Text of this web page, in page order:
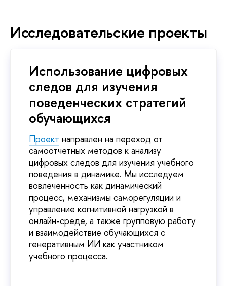
Исследовательские проекты
Использование цифровых
следов для изучения
поведенческих стратегий
обучающихся
Проект направлен на переход от
самоотчетных методов к анализу
цифровых следов для изучения учебного
поведения в динамике. Мы исследуем
вовлеченность как динамический
процесс, механизмы саморегуляции и
управление когнитивной нагрузкой в
онлайн-среде, а также групповую работу
и взаимодействие обучающихся с
генеративным ИИ как участником
учебного процесса.